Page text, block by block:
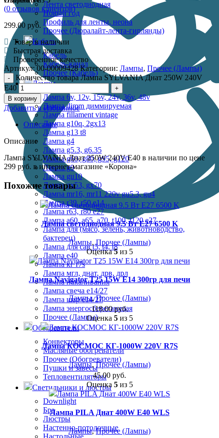
Лента светодиодная
Новый год
Профиль для ленты, неона
Прочее (Дюралайт-лента-гирлянды)
Кабель
Кабель
Кабель-канал
Прочее (Кабель)
Лампы
Лампа 6v, 12v, 15v, 24v, 36v, 48v
Лампа dimm диммируемая
Лампа fillament vintage
Лампа g10q, 2gx13
Лампа g13 t8
Лампа g4
Лампа g5.3, g6.35
Лампа g60, g80, g95, g120
Лампа g9
Лампа gu10
Лампа gx53, gx70
Лампа mr16, mr11 220v gu5.3, gu4
Лампа r39, r50 е14
Лампа r63, r80 е27
Лампа а60, а65, а70, t100, t120 е27
Лампа для (мясо, зелень, животноводство,
бактерец)
Лампа для сав t5, t4, t8
Лампа е40
Лампа кг r7s
Лампа мгл, днат, дрв, дрл
Лампа накаливания
Лампа свеча е14/27
Лампа шар е14/27
Лампа энергосберегающая
Прочее (Лампы)
Обогреватели
Конвекторы
Масляные обогреватели
Прочее (Обогреватели)
Пушки и завесы
Тепловентиляторы
Светильники и люстры
Downlight
Бра
Люстры
Настенно-потолочные
Настольные
(0 отзывов клиентов)
299.00 руб.
Товар в наличии
Быстрая доставка
Проверенное качество
Артикул:00-00009428Категории: Лампы, Прочее (Лампы)
Количество товара Лампа SYLVANIA Днат 250W 240V
Е40
В корзину
Добавить в Избранное
Описание
Описание
Лампа SYLVANIA Днат 250W 240V Е40 в наличии по цене
299 руб. в интернет-магазине «Корона»
Похожие товары
Лампа светодиодная 9.5 Вт E27 6500 K
Лампы,Прочее (Лампы)
Оценка5из 5
Лампа Navigator T25 15W E14 300гр для печи
Лампы,Прочее (Лампы)
118.00руб.
Оценка 5из 5
Лампа КОСМОС КГ-1000W 220V R7S
Лампы,Прочее (Лампы)
45.00 руб.
Оценка 5из 5
Лампа PILA Днат 400W E40 WLS
Лампы,Прочее (Лампы)